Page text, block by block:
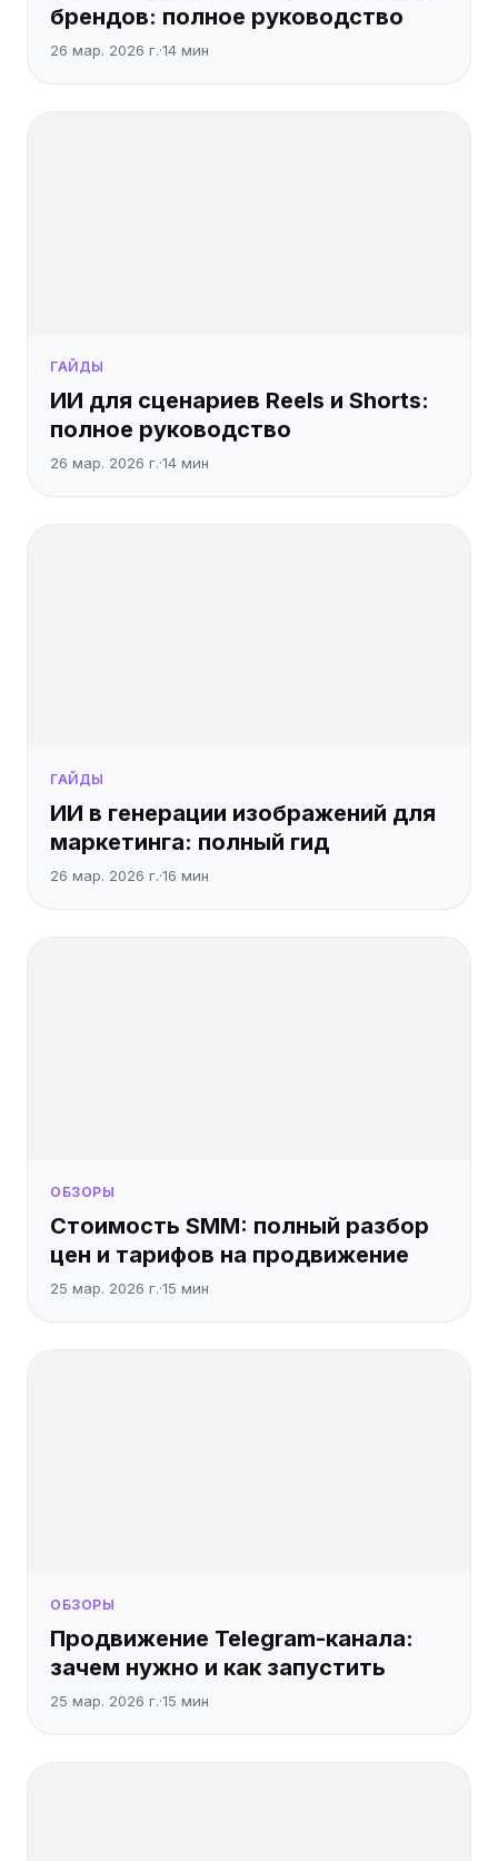
брендов: полное руководство
26 мар. 2026 г.·14 мин
ГАЙДЫ
ИИ для сценариев Reels и Shorts:
полное руководство
26 мар. 2026 г.·14 мин
ГАЙДЫ
ИИ в генерации изображений для
маркетинга: полный гид
26 мар. 2026 г.·16 мин
ОБЗОРЫ
Стоимость SMM: полный разбор
цен и тарифов на продвижение
25 мар. 2026 г.·15 мин
ОБЗОРЫ
Продвижение Telegram-канала:
зачем нужно и как запустить
25 мар. 2026 г.·15 мин